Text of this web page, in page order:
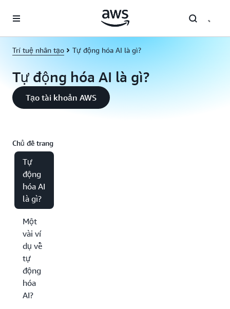
Trí tuệ nhân tạo Tự động hóa AI là gì?
Tự động hóa AI là gì?
Tạo tài khoản AWS
Chủ đề trang
Tự
động
hóa AI
là gì?
Một
vài ví
dụ về
tự
động
hóa
AI?